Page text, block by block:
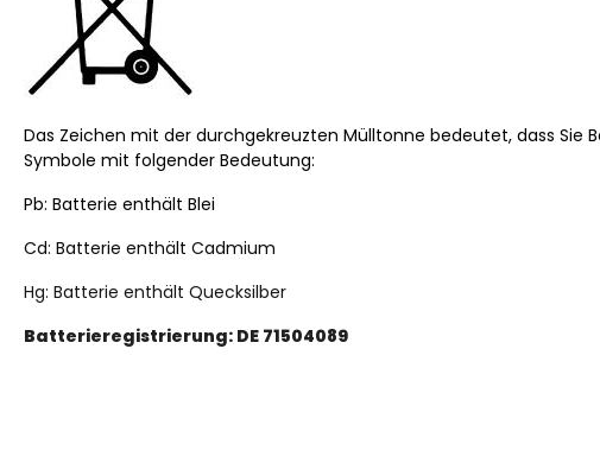
Das Zeichen mit der durchgekreuzten Mülltonne bedeutet, dass
Symbole mit folgender Bedeutung:
Pb: Batterie enthält Blei
Cd: Batterie enthält Cadmium
Hg: Batterie enthält Quecksilber
Batterieregistrierung: DE 71504089